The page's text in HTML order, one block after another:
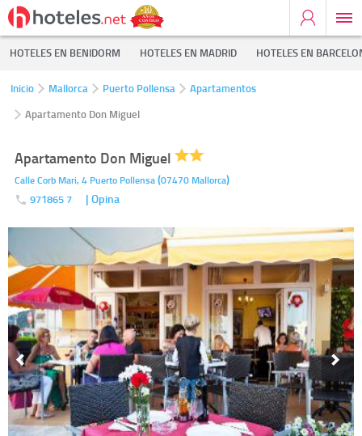
HOTELES EN BENIDORM HOTELES EN MADRID HOTELES EN
Inicio Mallorca Puerto Pollensa
Apartamentos
Apartamento Don Miguel
Apartamento Don Miguel
Calle Corb Mari, 4 Puerto Pollensa(07470 Mallorca)
971865 7 | Opina